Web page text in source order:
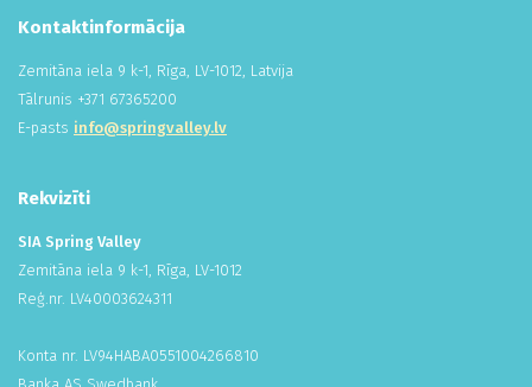
Kontaktinformācija
Zemitāna iela 9 k-1, Rīga, LV-1012, Latvija
Tālrunis +371 67365200
E-pasts info@springvalley.lv
Rekvizīti
SIA Spring Valley
Zemitāna iela 9 k-1, Rīga, LV-1012
Reģ.nr. LV40003624311
Konta nr. LV94HABA0551004266810